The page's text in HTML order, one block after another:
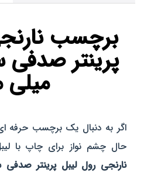
برچسب
میلی‌
اگر به دنبال یک برچسب
حال چشم‌ نواز برای چاپ با
نارنجی رول لیبل پرینتر صدفی سایز 34×51